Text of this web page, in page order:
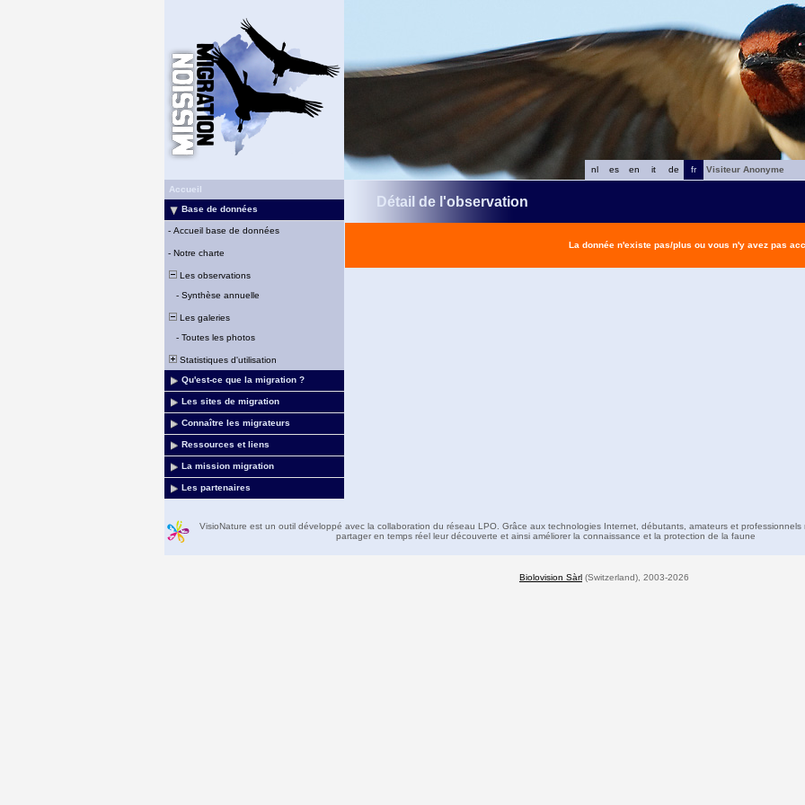
fr
de
it
en
es
nl
Visiteur Anonyme
Accueil
Base de données
- Accueil base de données
- Notre charte
Les observations
- Synthèse annuelle
Les galeries
- Toutes les photos
Statistiques d'utilisation
Qu'est-ce que la migration ?
Les sites de migration
Connaître les migrateurs
Ressources et liens
La mission migration
Les partenaires
Détail de l'observation
La donnée n'existe pas/plus ou vous n'y avez pas
VisioNature est un outil développé avec la collaboration du réseau LPO. Grâce aux technologies Internet, débutants, amateurs et professionnels
partager en temps réel leur découverte et ainsi améliorer la connaissance et la protection de la faune
Biolovision Sàrl (Switzerland), 2003-2026